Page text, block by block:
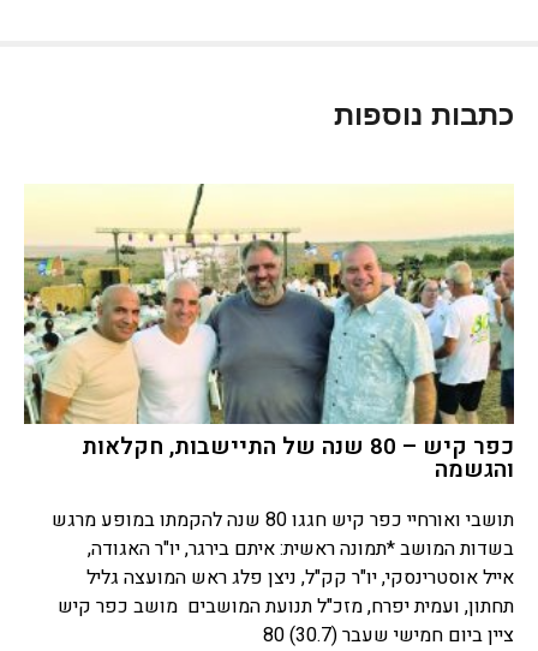
כתבות נוספות
כפר קיש – 80 שנה של התיישבות, חקלאות
והגשמה
תושבי ואורחיי כפר קיש חגגו 80 שנה להקמתו במופע מרגש
בשדות המושב *תמונה ראשית: איתם בירגר, יו"ר האגודה,
אייל אוסטרינסקי, יו"ר קק"ל, ניצן פלג ראש המועצה גליל
תחתון, ועמית יפרח, מזכ"ל תנועת המושבים מושב כפר קיש
ציין ביום חמישי שעבר (30.7) 80